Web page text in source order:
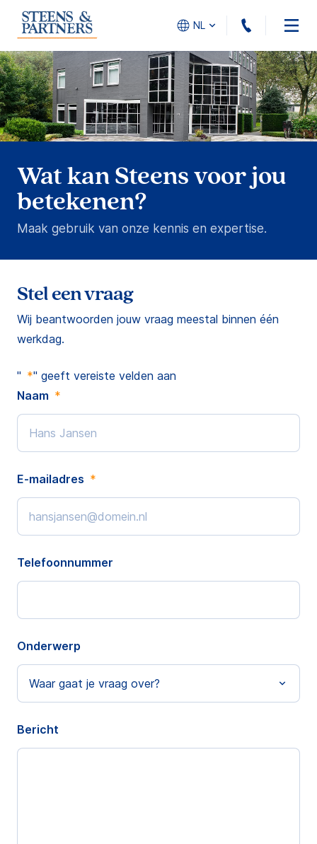
NL 010 -
Wat kan Steens voor jou
betekenen?
Maak gebruik van onze kennis en expertise.
Stel een vraag
Wij beantwoorden jouw vraag meestal binnen één
werkdag.
" *" geeft vereiste velden aan
Naam *
E-mailadres *
Telefoonnummer
Onderwerp
Bericht